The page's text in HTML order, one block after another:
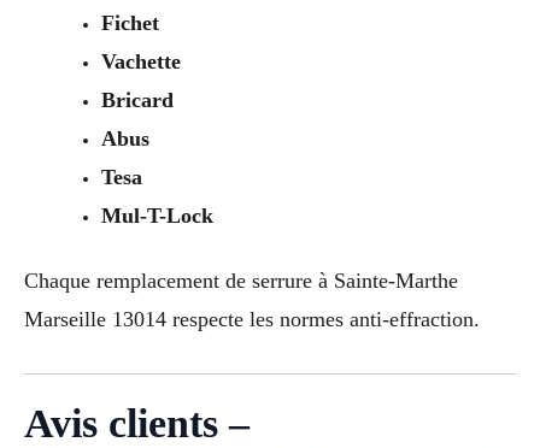
Fichet
Vachette
Bricard
Abus
Tesa
Mul-T-Lock
Chaque remplacement de serrure à Sainte-Marthe
Marseille 13014 respecte les normes anti-effraction.
Avis clients –